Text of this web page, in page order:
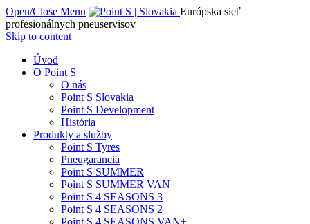
Open/Close Menu
Európska sieť
profesionálnych pneuservisov
Skip to content
Úvod
O Point S
O nás
Point S Slovakia
Point S Development
História
Produkty a služby
Point S Tyres
Pneugarancia
Point S SUMMER
Point S SUMMER VAN
Point S 4 SEASONS 3
Point S 4 SEASONS 2
Point S 4 SEASONS VAN+